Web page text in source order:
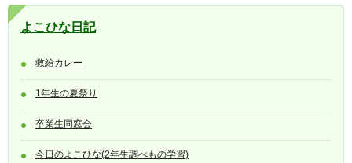
よこひな日記
救給カレー
1年生の夏祭り
卒業生同窓会
今日のよこひな(2年生調べもの学習)